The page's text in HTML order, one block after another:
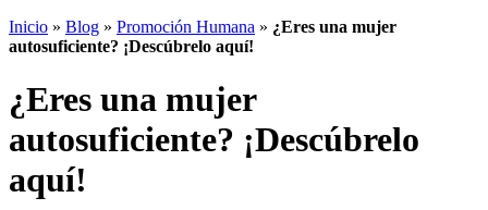
Inicio » Blog » Promoción Humana » ¿Eres una mujer
autosuficiente? ¡Descúbrelo aquí!
¿Eres una mujer
autosuficiente? ¡Descúbrelo
aquí!